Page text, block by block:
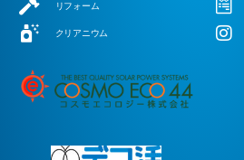
リフォーム
クリアニウム